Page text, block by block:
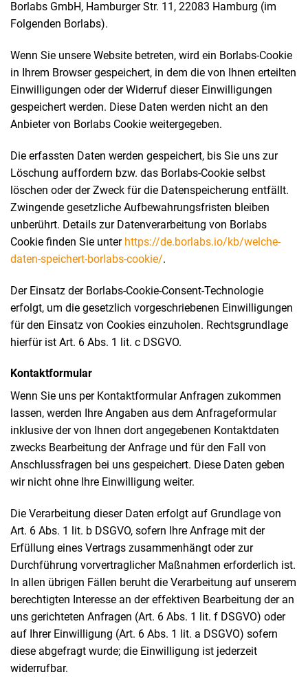
Borlabs GmbH, Hamburger Str. 11, 22083 Hamburg (im
Folgenden Borlabs).
Wenn Sie unsere Website betreten, wird ein Borlabs-Cookie
in Ihrem Browser gespeichert, in dem die von Ihnen erteilten
Einwilligungen oder der Widerruf dieser Einwilligungen
gespeichert werden. Diese Daten werden nicht an den
Anbieter von Borlabs Cookie weitergegeben.
Die erfassten Daten werden gespeichert, bis Sie uns zur
Löschung auffordern bzw. das Borlabs-Cookie selbst
löschen oder der Zweck für die Datenspeicherung entfällt.
Zwingende gesetzliche Aufbewahrungsfristen bleiben
unberührt. Details zur Datenverarbeitung von Borlabs
Cookie finden Sie unter https://de.borlabs.io/kb/welche-
daten-speichert-borlabs-cookie/.
Der Einsatz der Borlabs-Cookie-Consent-Technologie
erfolgt, um die gesetzlich vorgeschriebenen Einwilligungen
für den Einsatz von Cookies einzuholen. Rechtsgrundlage
hierfür ist Art. 6 Abs. 1 lit. c DSGVO.
Kontaktformular
Wenn Sie uns per Kontaktformular Anfragen zukommen
lassen, werden Ihre Angaben aus dem Anfrageformular
inklusive der von Ihnen dort angegebenen Kontaktdaten
zwecks Bearbeitung der Anfrage und für den Fall von
Anschlussfragen bei uns gespeichert. Diese Daten geben
wir nicht ohne Ihre Einwilligung weiter.
Die Verarbeitung dieser Daten erfolgt auf Grundlage von
Art. 6 Abs. 1 lit. b DSGVO, sofern Ihre Anfrage mit der
Erfüllung eines Vertrags zusammenhängt oder zur
Durchführung vorvertraglicher Maßnahmen erforderlich ist.
In allen übrigen Fällen beruht die Verarbeitung auf unserem
berechtigten Interesse an der effektiven Bearbeitung der an
uns gerichteten Anfragen (Art. 6 Abs. 1 lit. f DSGVO) oder
auf Ihrer Einwilligung (Art. 6 Abs. 1 lit. a DSGVO) sofern
diese abgefragt wurde; die Einwilligung ist jederzeit
widerrufbar.